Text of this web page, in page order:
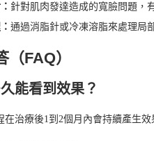
針對肌肉發達造成的寬臉問題，
通過消脂針或冷凍溶脂來處理局
（FAQ）
能看到效果？
在治療後1到2個月內會持續產生